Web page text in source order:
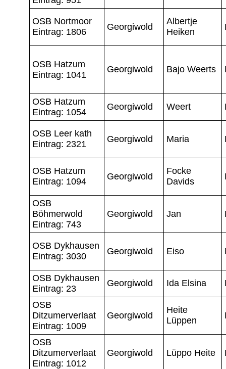
OSB Nortmoor
Eintrag: 1806
Georgiwold
Albertje
Heiken
OSB Hatzum
Eintrag: 1041
Georgiwold Bajo Weerts
OSB Hatzum
Eintrag: 1054
Georgiwold Weert
OSB Leer kath
Eintrag: 2321
Georgiwold Maria
OSB Hatzum
Eintrag: 1094
Georgiwold
Focke
Davids
OSB
Böhmerwold
Eintrag: 743
Georgiwold Jan
OSB Dykhausen
Eintrag: 3030
Georgiwold Eiso
OSB Dykhausen
Eintrag: 23
Georgiwold Ida Elsina
OSB
Ditzumerverlaat
Eintrag: 1009
Georgiwold
Heite
Lüppen
OSB
Ditzumerverlaat
Eintrag: 1012
Georgiwold Lüppo Heite